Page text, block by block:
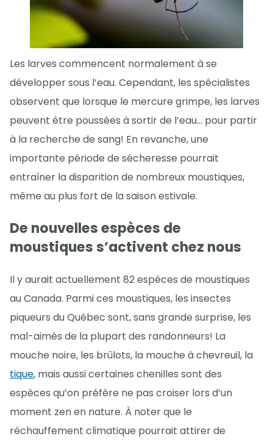
Les larves commencent normalement à se
développer sous l’eau. Cependant, les spécialistes
observent que lorsque le mercure grimpe, les larves
peuvent être poussées à sortir de l’eau… pour partir
à la recherche de sang! En revanche, une
importante période de sécheresse pourrait
entraîner la disparition de nombreux moustiques,
même au plus fort de la saison estivale.
De nouvelles espèces de
moustiques s’activent chez nous
Il y aurait actuellement 82 espèces de moustiques
au Canada. Parmi ces moustiques, les insectes
piqueurs du Québec sont, sans grande surprise, les
mal-aimés de la plupart des randonneurs! La
mouche noire, les brûlots, la mouche à chevreuil, la
tique, mais aussi certaines chenilles sont des
espèces qu’on préfère ne pas croiser lors d’un
moment zen en nature. À noter que le
réchauffement climatique pourrait attirer de